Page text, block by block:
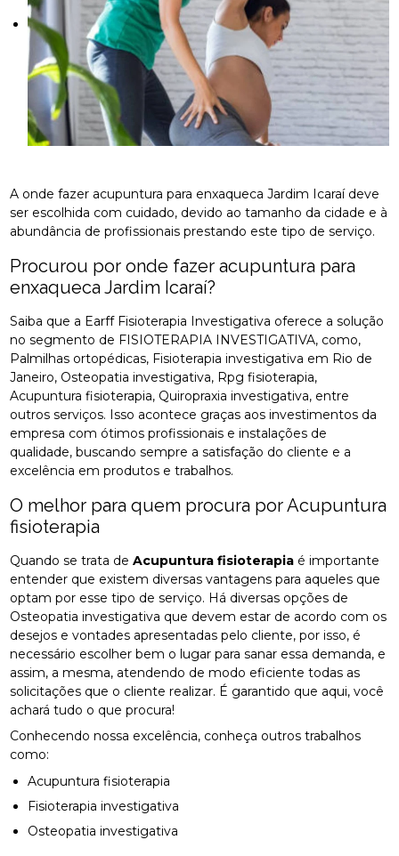
A onde fazer acupuntura para enxaqueca Jardim Icaraí deve
ser escolhida com cuidado, devido ao tamanho da cidade e à
abundância de profissionais prestando este tipo de serviço.
Procurou por onde fazer acupuntura para
enxaqueca Jardim Icaraí?
Saiba que a Earff Fisioterapia Investigativa oferece a solução
no segmento de FISIOTERAPIA INVESTIGATIVA, como,
Palmilhas ortopédicas, Fisioterapia investigativa em Rio de
Janeiro, Osteopatia investigativa, Rpg fisioterapia,
Acupuntura fisioterapia, Quiropraxia investigativa, entre
outros serviços. Isso acontece graças aos investimentos da
empresa com ótimos profissionais e instalações de
qualidade, buscando sempre a satisfação do cliente e a
excelência em produtos e trabalhos.
O melhor para quem procura por Acupuntura
fisioterapia
Quando se trata deAcupuntura fisioterapia é importante
entender que existem diversas vantagens para aqueles que
optam por esse tipo de serviço. Há diversas opções de
Osteopatia investigativa que devem estar de acordo com os
desejos e vontades apresentadas pelo cliente, por isso, é
necessário escolher bem o lugar para sanar essa demanda, e
assim, a mesma, atendendo de modo eficiente todas as
solicitações que o cliente realizar. É garantido que aqui, você
achará tudo o que procura!
Conhecendo nossa excelência, conheça outros trabalhos
como:
Acupuntura fisioterapia
Fisioterapia investigativa
Osteopatia investigativa